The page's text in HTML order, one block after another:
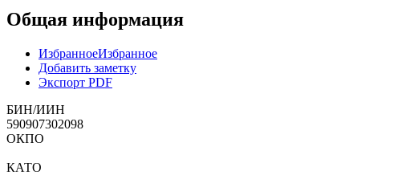
Общая информация
ИзбранноеИзбранное
Добавить заметку
Экспорт PDF
БИН/ИИН
590907302098
ОКПО
КАТО